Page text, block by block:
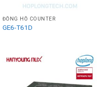
ĐỒNG HỒ COUNTER
GE6-T61D